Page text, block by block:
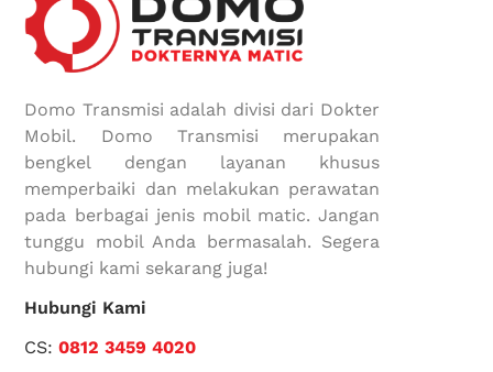
Domo Transmisi adalah divisi dari Dokter
Mobil. Domo Transmisi merupakan
bengkel dengan layanan khusus
memperbaiki dan melakukan perawatan
pada berbagai jenis mobil matic. Jangan
tunggu mobil Anda bermasalah. Segera
hubungi kami sekarang juga!
Hubungi Kami
CS:0812 3459 4020